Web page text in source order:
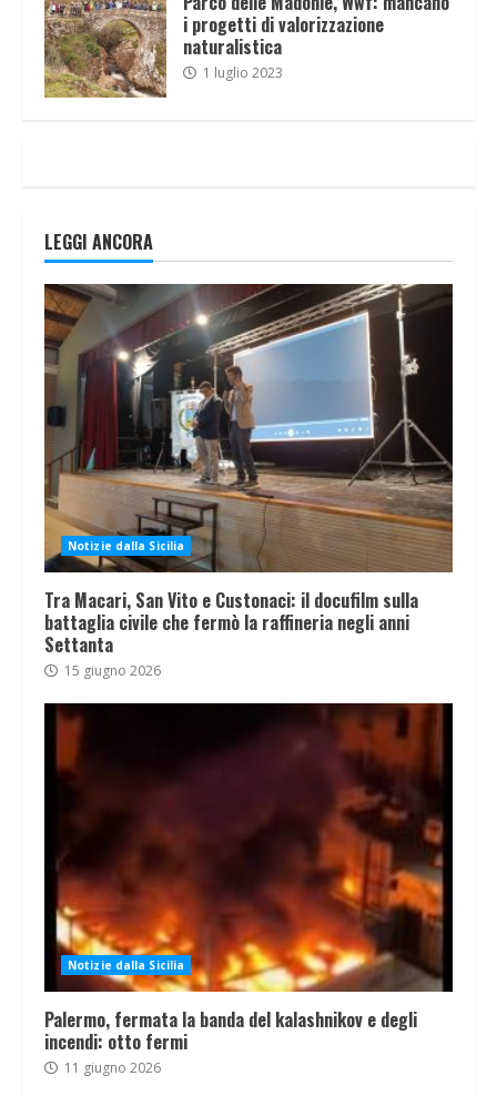
i progetti di valorizzazione
naturalistica
1 luglio 2023
LEGGI ANCORA
Notizie dalla Sicilia
Tra Macari, San Vito e Custonaci: il docufilm sulla
battaglia civile che fermò la raffineria negli anni
Settanta
15 giugno 2026
Notizie dalla Sicilia
Palermo, fermata la banda del kalashnikov e degli
incendi: otto fermi
11 giugno 2026